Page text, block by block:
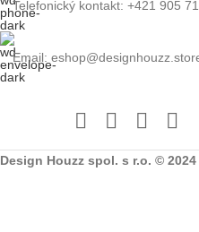
Telefonický kontakt: +421 905
Email:
Design Houzz spol. s r.o. © 2024